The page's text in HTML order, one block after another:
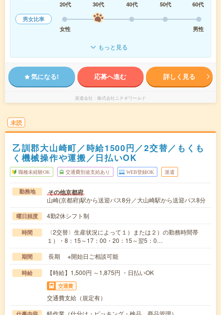
20代
30代 40代 50代
60代
男女比率
女性
男性
もっと見る
気になる! 応募へ進む 詳しく見る
派遣会社 株式会社ニチギワールド
未読
乙訓郡大山崎町／時給1500円／2交替／もくも
く機械操作や運搬／日払いOK
職種未経験OK 交通費別途支給あり WEB登録OK 派遣
勤務地 その他京都府
山崎(京都府)駅から送迎バス8分／大山崎駅から送迎バス8分
曜日頻度 4勤2休シフト制
時間
〈2交替〉生産状況によって１）または２）の勤務時間帯
１）・8：15～17：00・20：15～翌5：0…
期間 長期 ※開始日ご相談可能
時給 【時給】1,500円 ～1,875円 ・日払いOK
交通費
交通費支給（規定有）
軽作業（仕分け・ピッキング・検品、商品管理）